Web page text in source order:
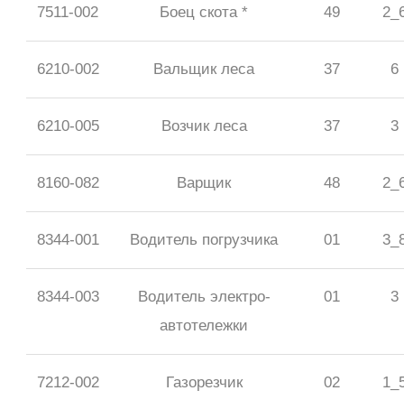
7511-002 Боец скота * 49
6210-002 Вальщик леса 37 6
6210-005 Возчик леса 37 3
8160-082 Варщик 48
8344-001 Водитель погрузчика 01
8344-003
Водитель электро-
автотележки
01 3
7212-002 Газорезчик 02